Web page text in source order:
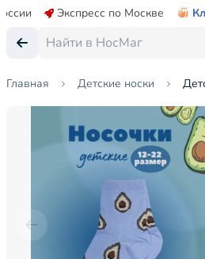
Экспресс по Москве
Главная Детские носки